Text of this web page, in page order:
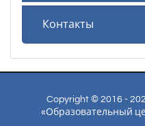
Контакты
Copyright © 2016 -
«Образовательный